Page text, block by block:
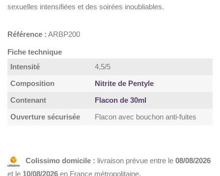
sexuelles intensifiées et des soirées inoubliables.
Référence : ARBP200
Fiche technique
Intensité
4,5/5
Composition
Nitrite de Pentyle
Contenant
Flacon de 30ml
Ouverture sécurisée
Flacon avec bouchon anti-fuites
Colissimo domicile : livraison prévue entre le 08/08/2026
et le 10/08/2026 en France métropolitaine.